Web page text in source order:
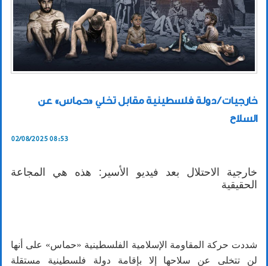
خارجيات / دولة فلسطينية مقابل تخلي «حماس» عن
السلاح
02/08/2025 08:53
خارجية الاحتلال بعد فيديو الأسير: هذه هي المجاعة
الحقيقية
شددت حركة المقاومة الإسلامية الفلسطينية «حماس» على أنها
لن تتخلى عن سلاحها إلا بإقامة دولة فلسطينية مستقلة